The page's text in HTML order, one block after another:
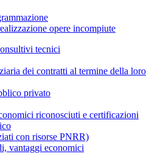
opere incompiute
tecnici
dei contratti al termine della loro
privato
riconosciuti e certificazioni
con risorse PNRR)
vantaggi economici